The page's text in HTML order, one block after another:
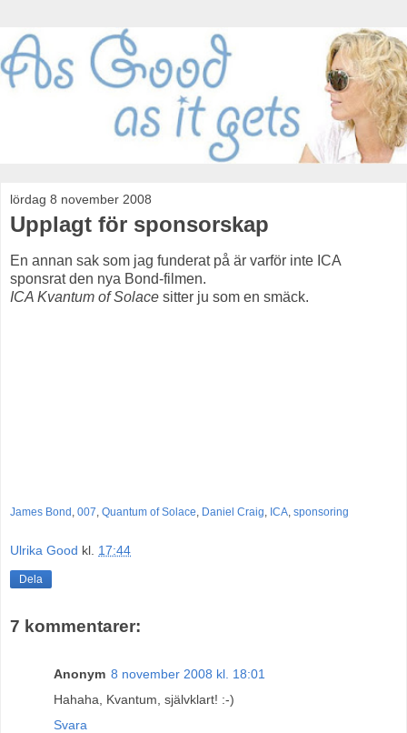
lördag 8 november 2008
Upplagt för sponsorskap
En annan sak som jag funderat på är varför inte ICA
sponsrat den nya Bond-filmen.
ICA Kvantum of Solace sitter ju som en smäck.
James Bond , 007, Quantum of Solace, Daniel Craig, ICA, sponsoring
Ulrika Good kl. 17:44
Dela
7 kommentarer:
Anonym 8 november 2008 kl. 18:01
Hahaha, Kvantum, självklart! :-)
Svara